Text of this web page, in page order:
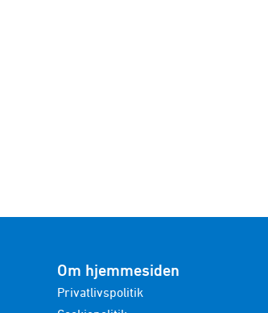
Om hjemmesiden
Privatlivspolitik